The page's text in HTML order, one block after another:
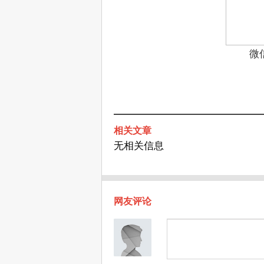
微
相关文章
无相关信息
网友评论